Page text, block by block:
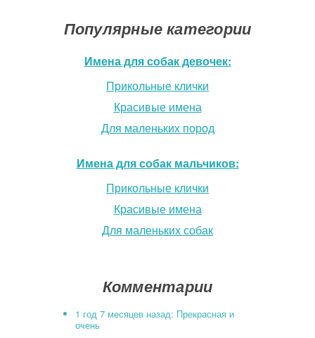
Популярные категории
Имена для собак девочек:
Прикольные клички
Красивые имена
Для маленьких пород
Имена для собак мальчиков:
Прикольные клички
Красивые имена
Для маленьких собак
Комментарии
1 год 7 месяцев назад: Прекрасная и
очень